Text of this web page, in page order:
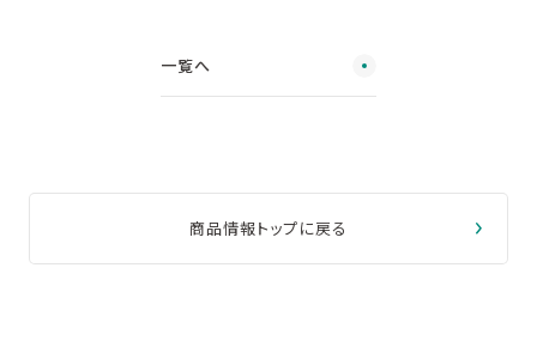
一覧へ
商品情報トップに戻る